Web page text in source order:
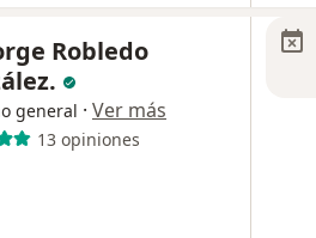
Robledo
general · Ver más
13 opiniones